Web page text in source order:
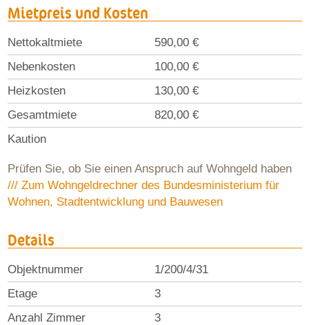
Mietpreis und Kosten
Nettokaltmiete
590,00 €
Nebenkosten
100,00 €
Heizkosten
130,00 €
Gesamtmiete
820,00 €
Kaution
Prüfen Sie, ob Sie einen Anspruch auf Wohngeld haben
/// Zum Wohngeldrechner des Bundesministerium für
Wohnen, Stadtentwicklung und Bauwesen
Details
Objektnummer
1/200/4/31
Etage
3
Anzahl Zimmer
3